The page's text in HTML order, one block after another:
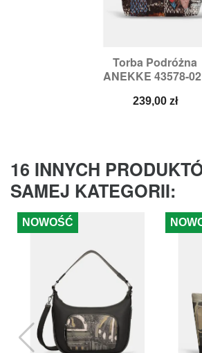
Torba Podróżna
ANEKKE 43578-
Cena
239,00 zł
16 INNYCH
SAMEJ KATEGORII:
NOWOŚĆ